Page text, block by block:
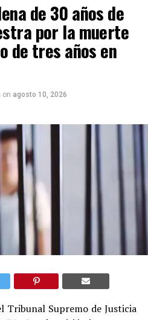
de 30 años de
por la muerte
de tres años en
on agosto 10, 2026
Tribunal Supremo de Justicia